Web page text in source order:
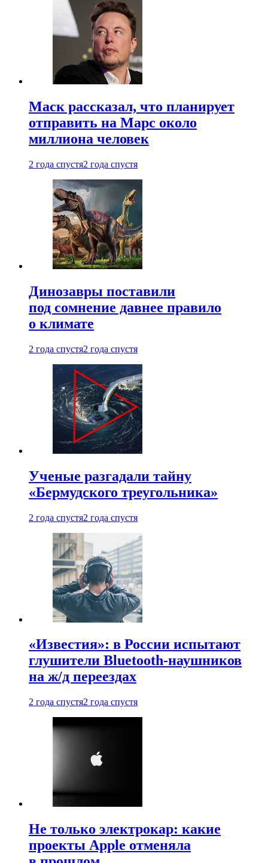
Маск рассказал, что планирует
отправить на Марс около
миллиона человек
2 года спустя2 года спустя
Динозавры поставили
под сомнение давнее правило
о климате
2 года спустя2 года спустя
Ученые разгадали тайну
«Бермудского треугольника»
2 года спустя2 года спустя
«Известия»: в России испытают
глушители Bluetooth-наушников
на ж/д переездах
2 года спустя2 года спустя
Не только электрокар: какие
проекты Apple отменяла